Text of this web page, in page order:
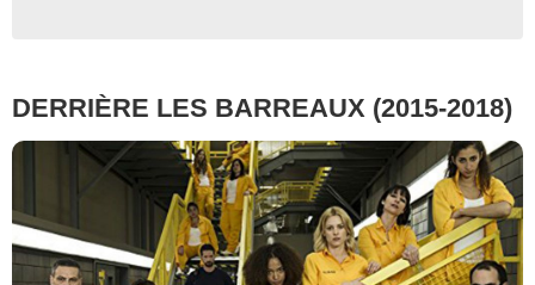
DERRIÈRE LES BARREAUX (2015-2018)